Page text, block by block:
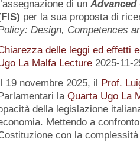
di un Advanced
per la sua proposta di
Design, Competences
delle leggi ed effetti
La Malfa Lecture 2025-11-
19 novembre 2025, il Prof.
la Quarta Ugo La
della legislazione
Mettendo a
con la